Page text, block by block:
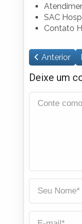
SAC
Contato
Anterior
Deixe um